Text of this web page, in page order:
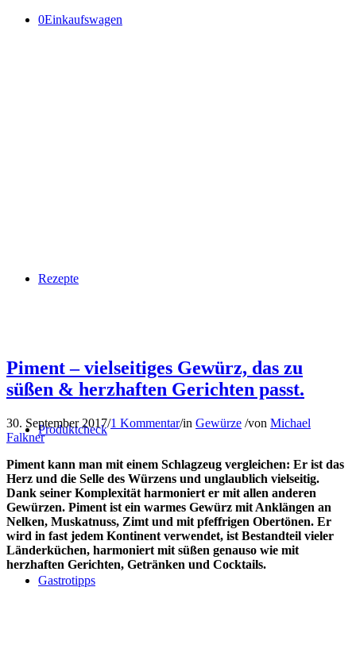
0Einkaufswagen
Rezepte
Produktcheck
Gastrotipps
Piment – vielseitiges Gewürz, das zu
süßen & herzhaften Gerichten passt.
30. September 2017/1 Kommentar/in Gewürze /von Michael
Falkner
Piment kann man mit einem Schlagzeug vergleichen: Er ist das
Herz und die Selle des Würzens und unglaublich vielseitig.
Dank seiner Komplexität harmoniert er mit allen anderen
Gewürzen. Piment ist ein warmes Gewürz mit Anklängen an
Nelken, Muskatnuss, Zimt und mit pfeffrigen Obertönen. Er
wird in fast jedem Kontinent verwendet, ist Bestandteil vieler
Länderküchen, harmoniert mit süßen genauso wie mit
herzhaften Gerichten, Getränken und Cocktails.